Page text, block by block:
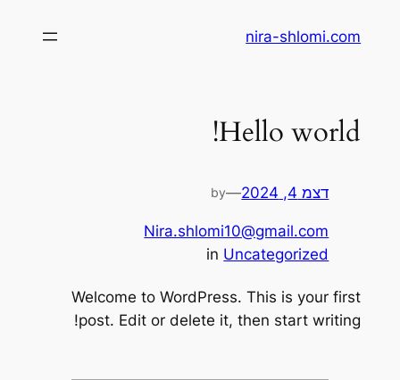
לתוכןnira-shlomi.com
Hello world!
דצמ 4, 2024 —
by
Nira.shlomi10@gmail.com
in Uncategorized
Welcome to WordPress. This is your first
post. Edit or delete it, then start writing!